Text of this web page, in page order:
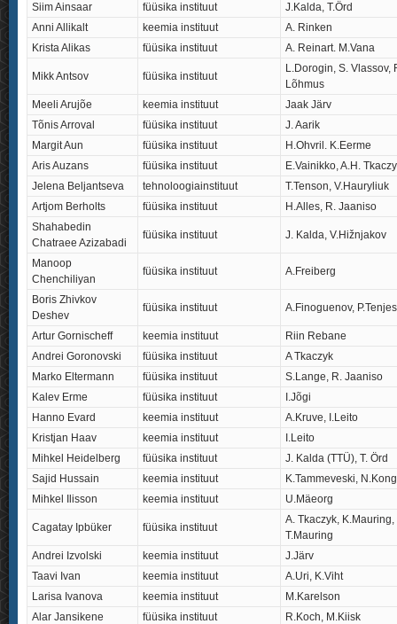
Siim Ainsaar
füüsika instituut
J.Kalda, T.Örd
Anni Allikalt
keemia instituut
A. Rinken
Krista Alikas
füüsika instituut A. Reinart. M.Vana
Mikk Antsov füüsika instituut
L.Dorogin, S. Vlassov,
Lõhmus
Meeli Arujõe
keemia instituut
Jaak Järv
Tõnis Arroval
füüsika instituut
J. Aarik
Margit Aun
füüsika instituut
H.Ohvril. K.Eerme
Aris Auzans
füüsika instituut
E.Vainikko, A.H.
Jelena Beljantseva
tehnoloogiainstituut
T.Tenson, V.Hauryliuk
Artjom Berholts
füüsika instituut
H.Alles, R. Jaaniso
Shahabedin
Chatraee Azizabadi
füüsika instituut J. Kalda, V.Hižnjakov
Manoop
Chenchiliyan
füüsika instituut A.Freiberg
Boris Zhivkov
Deshev
füüsika instituut A.Finoguenov, P.Tenjes
Artur Gornischeff keemia instituut
Riin Rebane
Andrei Goronovski
füüsika instituut
A Tkaczyk
Marko Eltermann
füüsika instituut
S.Lange, R. Jaaniso
Kalev Erme
füüsika instituut
I.Jõgi
Hanno Evard
keemia instituut
A.Kruve, I.Leito
Kristjan Haav
keemia instituut
I.Leito
Mihkel Heidelberg
füüsika instituut
J. Kalda (TTÜ), T. Örd
Sajid Hussain
keemia instituut
K.Tammeveski,
Mihkel Ilisson
keemia instituut U.Mäeorg
Cagatay Ipbüker füüsika instituut
A. Tkaczyk, K.Mauring,
T.Mauring
Andrei Izvolski
keemia instituut
J.Järv
Taavi Ivan
keemia instituut
A.Uri, K.Viht
Larisa Ivanova
keemia instituut
M.Karelson
Alar Jansikene
füüsika instituut
R.Koch, M.Kiisk